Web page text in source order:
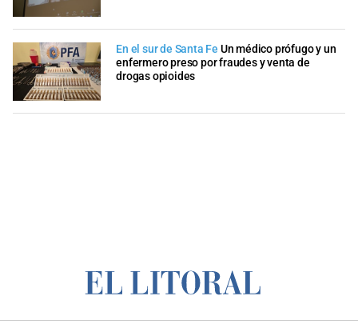
En el sur de Santa Fe Un médico prófugo y un
enfermero preso por fraudes y venta de
drogas opioides